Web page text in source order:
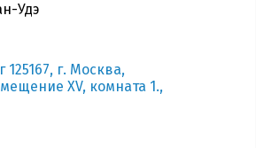
Удэ
г. Москва,
XV, комната 1.,